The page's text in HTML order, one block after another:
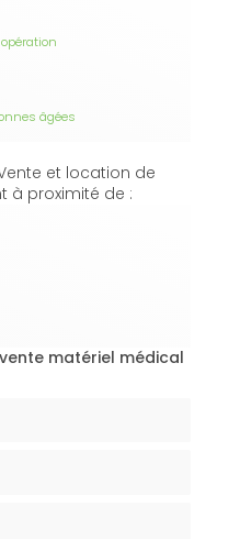
âgées
et location de
à proximité de :
matériel médical